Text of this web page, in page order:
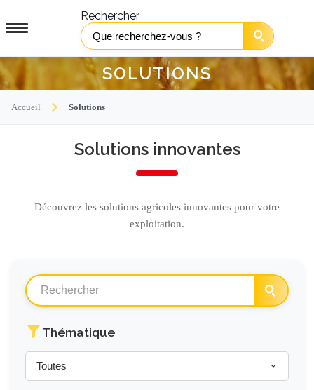
Rechercher
SOLUTIONS
Accueil Solutions
Solutions innovantes
Découvrez les solutions agricoles innovantes pour votre
exploitation.
Thématique
Toutes